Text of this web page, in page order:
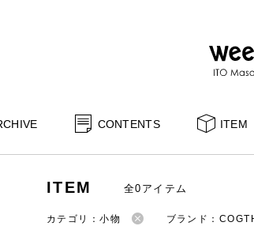
CONTENTS ITEM
ITEM 全0アイテム
カテゴリ：小物 ブランド：